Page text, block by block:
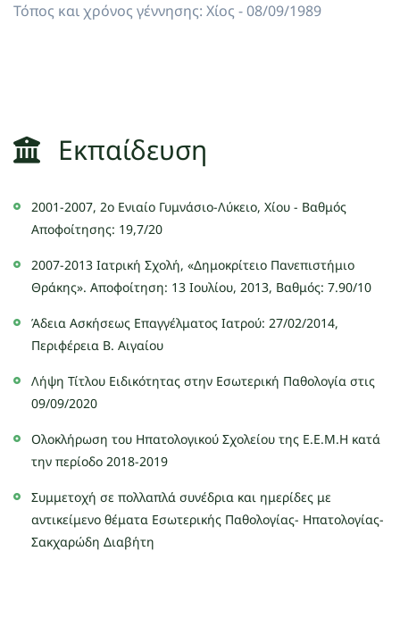
Τόπος και χρόνος γέννησης: Χίος - 08/09/1989
Εκπαίδευση
2001-2007, 2ο Ενιαίο Γυμνάσιο-Λύκειο, Χίου - Βαθμός
Αποφοίτησης: 19,7/20
2007-2013 Ιατρική Σχολή, «Δημοκρίτειο Πανεπιστήμιο
Θράκης». Αποφοίτηση: 13 Ιουλίου, 2013, Βαθμός: 7.90/10
Άδεια Ασκήσεως Επαγγέλματος Ιατρού: 27/02/2014,
Περιφέρεια Β. Αιγαίου
Λήψη Τίτλου Ειδικότητας στην Εσωτερική Παθολογία στις
09/09/2020
Ολοκλήρωση του Ηπατολογικού Σχολείου της Ε.Ε.Μ.Η κατά
την περίοδο 2018-2019
Συμμετοχή σε πολλαπλά συνέδρια και ημερίδες με
αντικείμενο θέματα Εσωτερικής Παθολογίας- Ηπατολογίας-
Σακχαρώδη Διαβήτη